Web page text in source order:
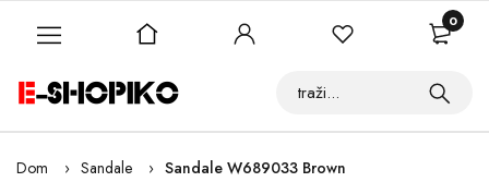
Dom Sandale Sandale W689033 Brown
0